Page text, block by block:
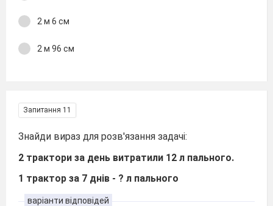
2 м 6 см
2 м 96 см
Запитання 11
Знайди вираз для розв'язання задачі:
2 трактори за день витратили 12 л пального.
1 трактор за 7 днів - ? л пального
варіанти відповідей